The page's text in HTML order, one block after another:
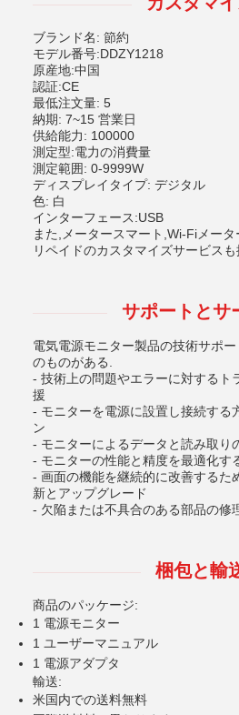
ブランド名: 節約
モデル番号:DDZY1218
原産地:中国
認証:CE
最低注文量: 5
納期: 7~15 営業日
供給能力: 100000
測定型:電力の消費量
測定範囲: 0-9999W
ディスプレイタイプ: デジタル
色: 白
インターフェース:USB
また,メータースマート,Wi-Fiメー
リペイドのカスタマイズサービスも
サポートとサ
電気電源モニター製品の技術サポ
のものがある.
- 技術上の問題やエラーに対するト
援
- モニターを電源に設置し接続する
ン
- モニターによるデータと読み取り
- モニターの性能と精度を最適化す
- 画面の機能を継続的に改善するた
新とアップグレード
- 欠陥または不具合のある部品の修
梱包と輸
商品のパッケージ:
1 電源モニター
1 ユーザーマニュアル
1 電源アダプタ
輸送:
米国内での送料無料